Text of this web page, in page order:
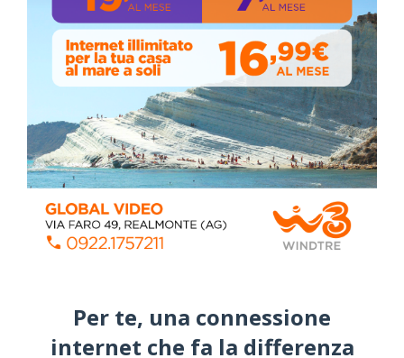
Per te, una connessione
internet che fa la differenza​
SEGUICI SU FACEBOOK